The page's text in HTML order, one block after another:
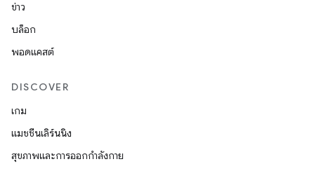
ข่าว
บล็อก
พอดแคสต์
DISCOVER
เกม
แมชชีนเลิร์นนิง
สุขภาพและการออกกำลังกาย